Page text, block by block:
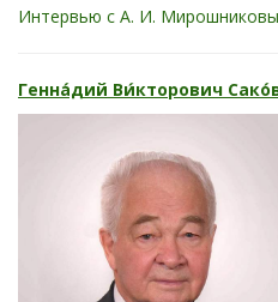
Интервью с А. И.
Генна́дий Ви́кторович